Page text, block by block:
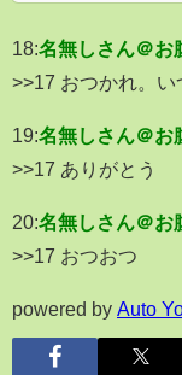
18:名無しさん＠お
>>17 おつかれ。い
19:名無しさん＠お
>>17 ありがとう
20:名無しさん＠お
>>17 おつおつ
powered by Auto